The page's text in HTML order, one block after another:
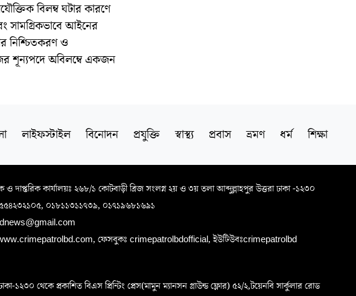
বিলম্ব ঘটার কারণে
সামগ্রিকভাবে আইনের
নিশ্চিতকরণ ও
শূন্যপদে অবিলম্বে একজন
লাইফস্টাইল বিনোদন প্রযুক্তি স্বাস্থ্য প্রবাস ভ্রমণ ধর্ম শিক্ষা
ও দাপ্তরিক কার্যালয়ঃ ২৬৮/১ কোটবাড়ী ব্রিজ সংলগ্ন ২য় ও ৩য় তলা আব্দুল্লাহপুর উত্তরা ঢাকা -১২৩০
০১৮১১৩১১৭৩৯, ০১৭১৯৬৮১৬৯১
ফেসবুকঃ crimepatrolbdofficial, ইউটিউবঃcrimepatrolbd
থেকে প্রকাশিত বিএস প্রিন্টিং প্রেস(মামুন ম্যানসন গ্রাউন্ড ফ্লোর) ৫২/২,টয়েনবি সার্কুলার রোড